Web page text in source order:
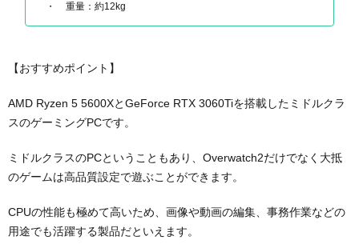
重量：約12kg
【おすすめポイント】
AMD Ryzen 5 5600XとGeForce RTX 3060Tiを搭載したミドルクラ
スのゲーミングPCです。
ミドルクラスのPCということもあり、Overwatch2だけでなく大抵
のゲームは高品質設定で遊ぶことができます。
CPUの性能も極めて高いため、画像や動画の編集、事務作業などの
用途でも活躍する製品だといえます。